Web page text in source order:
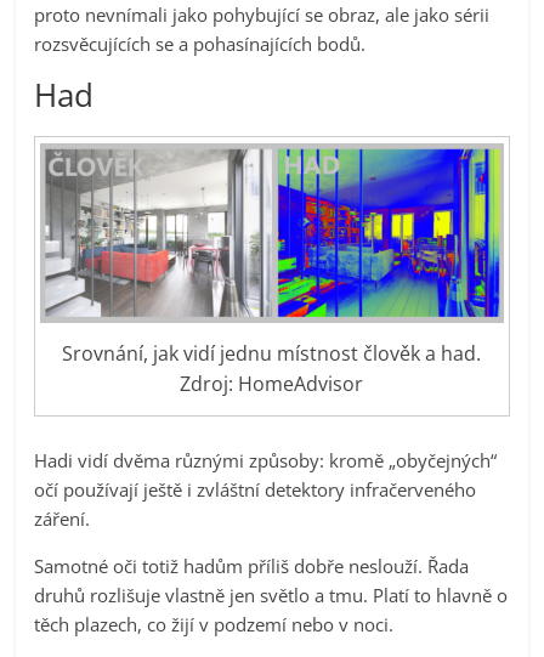
proto nevnímali jako pohybující se obraz, ale jako sérii
rozsvěcujících se a pohasínajících bodů.
Had
Srovnání, jak vidí jednu místnost člověk a had.
Zdroj: HomeAdvisor
Hadi vidí dvěma různými způsoby: kromě „obyčejných“
očí používají ještě i zvláštní detektory infračerveného
záření.
Samotné oči totiž hadům příliš dobře neslouží. Řada
druhů rozlišuje vlastně jen světlo a tmu. Platí to hlavně o
těch plazech, co žijí v podzemí nebo v noci.